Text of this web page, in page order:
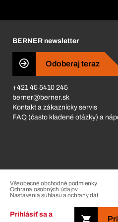
Prihlásiť sa a
Business Conduct
BERNER newsletter
Odoberaj teraz
+421 45 5410 245
berner@berner.sk
Kontakt a zákaznícky servis
FAQ (často kladené otázky) a
Všeobecné obchodné podmienky
Ochrana osobných údajov
Nastavenia súhlasu a ochrany dát
Riadenie sťažností